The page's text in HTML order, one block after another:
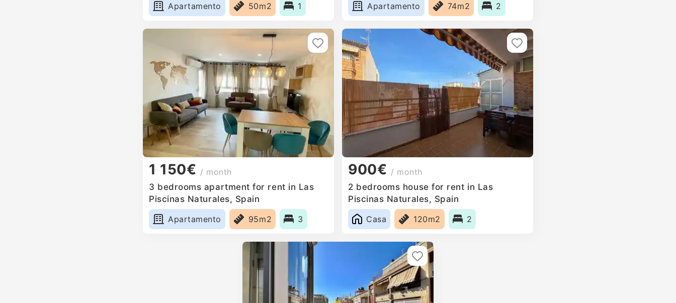
Apartamento
50m2 1
Apartamento
74m2 2
1 150€ / month
3 bedrooms apartment for rent in Las
Piscinas Naturales, Spain
Apartamento
95m2 3
900€ / month
2 bedrooms house for rent in Las
Piscinas Naturales, Spain
Casa
120m2 2